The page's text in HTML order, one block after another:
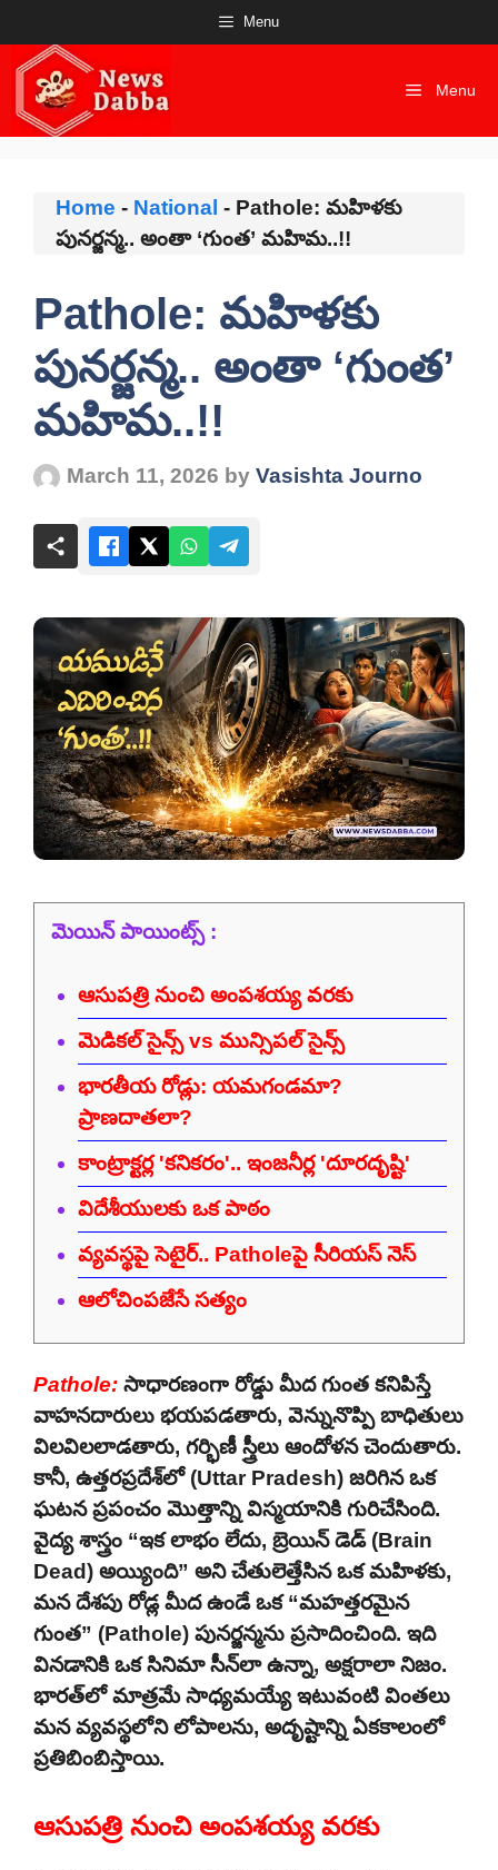
to
content
Menu
Menu
Home - National - Pathole: మహిళకు
పునర్జన్మ.. అంతా ‘గుంత’ మహిమ..!!
Pathole: మహిళకు
పునర్జన్మ.. అంతా ‘గుంత’
మహిమ..!!
March 11, 2026 by Vasishta Journo
మెయిన్ పాయింట్స్ :
ఆసుపత్రి నుంచి అంపశయ్య వరకు
మెడికల్ సైన్స్ vs మున్సిపల్ సైన్స్
భారతీయ రోడ్లు: యమగండమా?
ప్రాణదాతలా?
కాంట్రాక్టర్ల 'కనికరం'.. ఇంజనీర్ల 'దూరదృష్టి'
విదేశీయులకు ఒక పాఠం
వ్యవస్థపై సెటైర్.. Patholeపై సీరియస్ నెస్
ఆలోచింపజేసే సత్యం
Pathole: సాధారణంగా రోడ్డు మీద గుంత కనిపిస్తే
వాహనదారులు భయపడతారు, వెన్నునొప్పి బాధితులు
విలవిలలాడతారు, గర్భిణీ స్త్రీలు ఆందోళన చెందుతారు.
కానీ, ఉత్తరప్రదేశ్‌లో (Uttar Pradesh) జరిగిన ఒక
ఘటన ప్రపంచం మొత్తాన్ని విస్మయానికి గురిచేసింది.
వైద్య శాస్త్రం “ఇక లాభం లేదు, బ్రెయిన్ డెడ్ (Brain
Dead) అయ్యింది” అని చేతులెత్తేసిన ఒక మహిళకు,
మన దేశపు రోడ్ల మీద ఉండే ఒక “మహత్తరమైన
గుంత” (Pathole) పునర్జన్మను ప్రసాదించింది. ఇది
వినడానికి ఒక సినిమా సీన్‌లా ఉన్నా, అక్షరాలా నిజం.
భారత్‌లో మాత్రమే సాధ్యమయ్యే ఇటువంటి వింతలు
మన వ్యవస్థలోని లోపాలను, అదృష్టాన్ని ఏకకాలంలో
ప్రతిబింబిస్తాయి.
ఆసుపత్రి నుంచి అంపశయ్య వరకు